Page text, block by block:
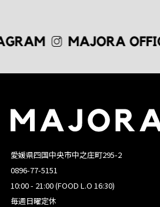
愛媛県四国中央市中之庄町295-2
0896-77-5151
10:00 - 21:00 (FOOD L.O 16:30)
毎週日曜定休